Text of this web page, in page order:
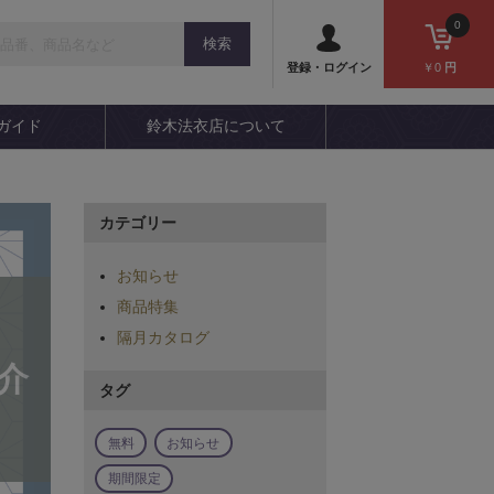
登録・ログイン ￥0円
0
イド 鈴木法衣店について
カテゴリー
お知らせ
商品特集
隔月カタログ
タグ
無料 お知らせ
期間限定